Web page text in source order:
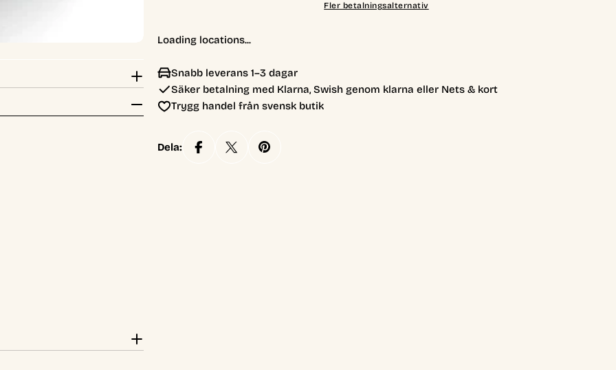
Fler betalningsalternativ
Loading locations...
Snabb leverans 1–3 dagar
Säker betalning med Klarna, Swish genom klarna eller Nets & kort
Trygg handel från svensk butik
Dela: